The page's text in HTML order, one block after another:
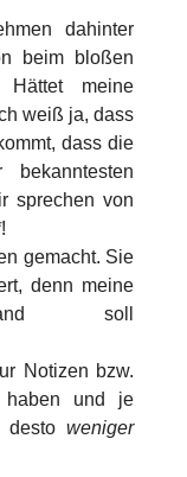
dahinter
beim bloßen
meine
weiß ja, dass
dass die
sprechen von
!
gemacht. Sie
denn meine
soll
Notizen bzw.
und je
destoweniger